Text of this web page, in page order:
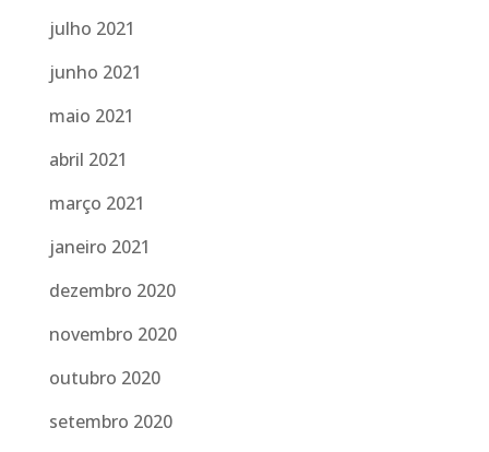
julho 2021
junho 2021
maio 2021
abril 2021
março 2021
janeiro 2021
dezembro 2020
novembro 2020
outubro 2020
setembro 2020